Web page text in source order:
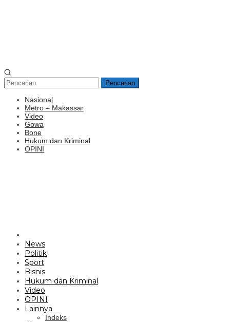
Pencarian
Nasional
Metro – Makassar
Video
Gowa
Bone
Hukum dan Kriminal
OPINI
News
Politik
Sport
Bisnis
Hukum dan Kriminal
Video
OPINI
Lainnya
Indeks